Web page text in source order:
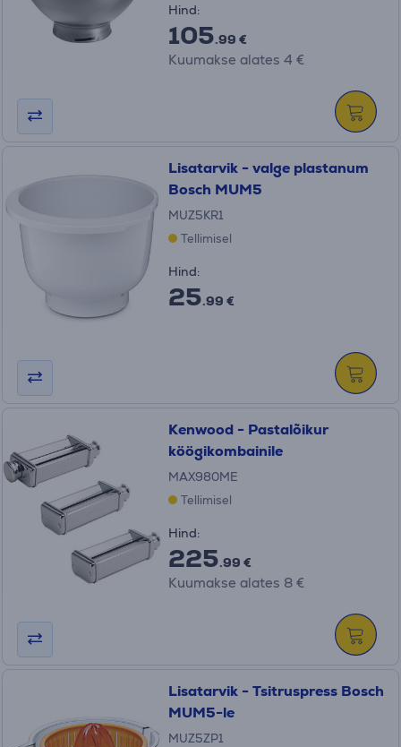
Hind:
105.99 €
Kuumakse alates 4 €
Lisatarvik - valge plastanum
Bosch MUM5
MUZ5KR1
Tellimisel
Hind:
25.99 €
Kenwood - Pastalõikur
köögikombainile
MAX980ME
Tellimisel
Hind:
225.99 €
Kuumakse alates 8 €
Lisatarvik - Tsitruspress Bosch
MUM5-le
MUZ5ZP1